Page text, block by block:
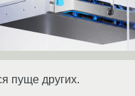
пуще других.